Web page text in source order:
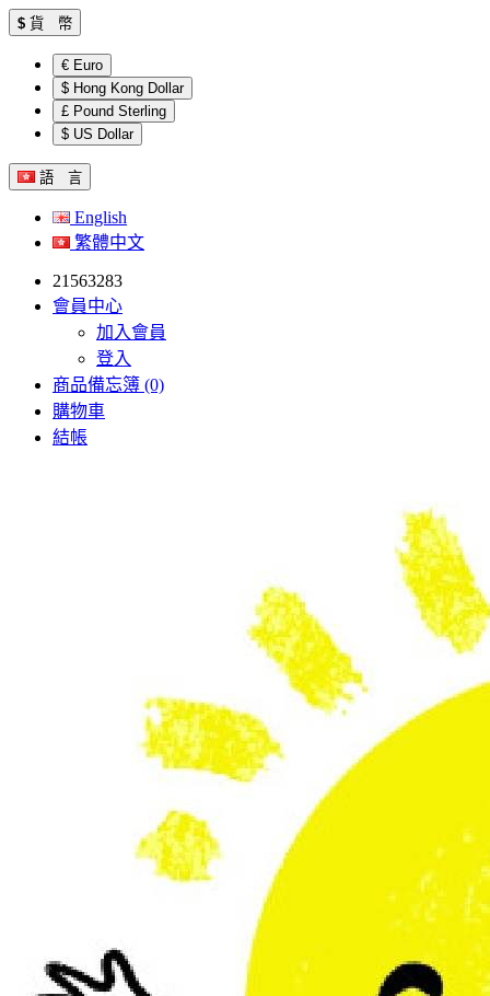
$ 貨 幣
€ Euro
$ Hong Kong Dollar
£ Pound Sterling
$ US Dollar
語 言
English
繁體中文
21563283
會員中心
加入會員
登入
商品備忘簿 (0)
購物車
結帳